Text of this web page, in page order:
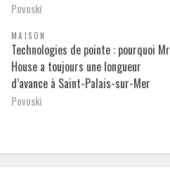
Povoski
MAISON
Technologies de pointe : pourquoi Mr
House a toujours une longueur
d’avance à Saint-Palais-sur-Mer
Povoski